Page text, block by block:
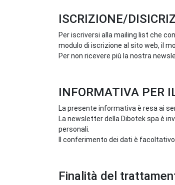
ISCRIZIONE/
Per iscriversi alla mailing list che
modulo di iscrizione al sito web, il
Per non ricevere più la nostra
INFORMATIVA PER
La presente informativa è resa ai
La newsletter della Dibotek spa è
personali.
Il conferimento dei dati è
Finalità del